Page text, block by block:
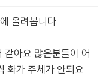
올려봅니다
아요 많은분들이 어
화가 주체가 안되요